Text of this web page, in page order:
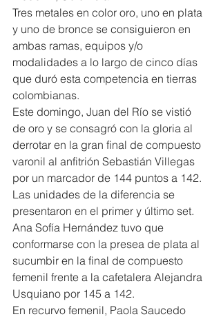
Tres metales en color oro, uno en plata
y uno de bronce se consiguieron en
ambas ramas, equipos y/o
modalidades a lo largo de cinco días
que duró esta competencia en tierras
colombianas.
Este domingo, Juan del Río se vistió
de oro y se consagró con la gloria al
derrotar en la gran final de compuesto
varonil al anfitrión Sebastián Villegas
por un marcador de 144 puntos a 142.
Las unidades de la diferencia se
presentaron en el primer y último set.
Ana Sofía Hernández tuvo que
conformarse con la presea de plata al
sucumbir en la final de compuesto
femenil frente a la cafetalera Alejandra
Usquiano por 145 a 142.
En recurvo femenil, Paola Saucedo